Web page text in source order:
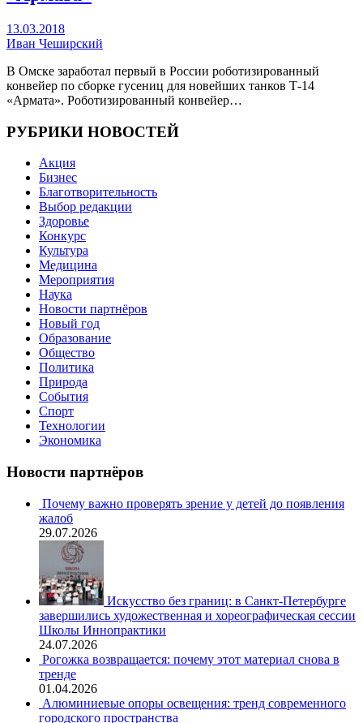
13.03.2018
Иван Чеширский
В Омске заработал первый в России роботизированный
конвейер по сборке гусениц для новейших танков Т-14
«Армата». Роботизированный конвейер…
РУБРИКИ НОВОСТЕЙ
Акция
Бизнес
Благотворительность
Выбор редакции
Здоровье
Конкурс
Культура
Медицина
Мероприятия
Наука
Новости партнёров
Новый год
Образование
Общество
Политика
Природа
События
Спорт
Технологии
Экономика
Новости партнёров
Почему важно проверять зрение у детей до появления
жалоб
29.07.2026
Искусство без границ: в Санкт-Петербурге
завершились художественная и хореографическая сессии
Школы Иннопрактики
24.07.2026
Рогожка возвращается: почему этот материал снова в
тренде
01.04.2026
Алюминиевые опоры освещения: тренд современного
городского пространства